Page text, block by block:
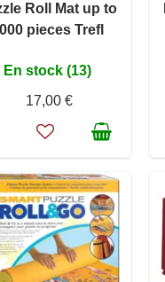
Roll Mat up to
pieces Trefl
En stock (13)
17,00 €